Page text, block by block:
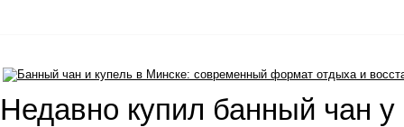
Недавно купил банный чан